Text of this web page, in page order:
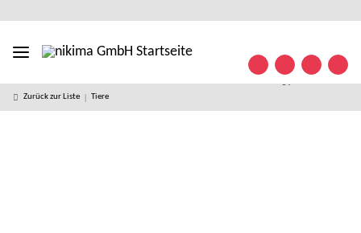
in
Versand ab
Retoure
63 32
09
Zurück zur Liste Tiere